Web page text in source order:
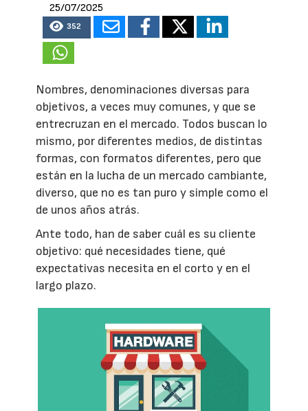
25/07/2025
352
Nombres, denominaciones diversas para
objetivos, a veces muy comunes, y que se
entrecruzan en el mercado. Todos buscan lo
mismo, por diferentes medios, de distintas
formas, con formatos diferentes, pero que
están en la lucha de un mercado cambiante,
diverso, que no es tan puro y simple como el
de unos años atrás.
Ante todo, han de saber cuál es su cliente
objetivo: qué necesidades tiene, qué
expectativas necesita en el corto y en el
largo plazo.